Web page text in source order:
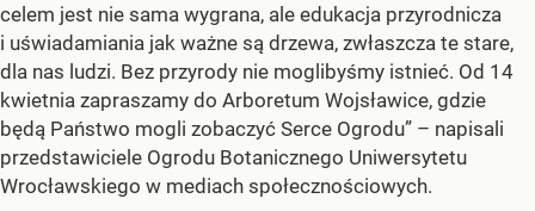
celem jest nie sama wygrana, ale edukacja przyrodnicza
i uświadamiania jak ważne są drzewa, zwłaszcza te stare,
dla nas ludzi. Bez przyrody nie moglibyśmy istnieć. Od 14
kwietnia zapraszamy do Arboretum Wojsławice, gdzie
będą Państwo mogli zobaczyć Serce Ogrodu” – napisali
przedstawiciele Ogrodu Botanicznego Uniwersytetu
Wrocławskiego w mediach społecznościowych.